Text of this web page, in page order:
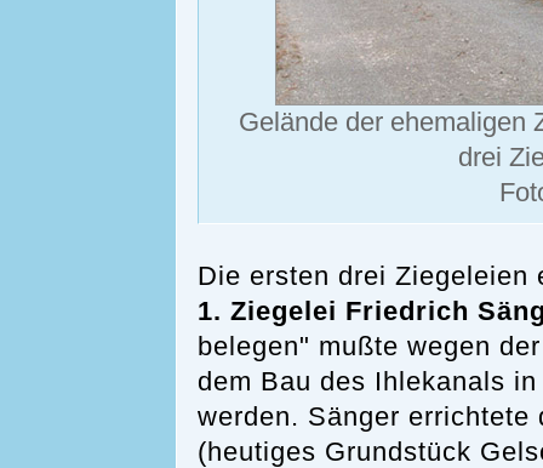
Gelände der ehemaligen
drei
Die ersten drei Ziegeleien
1. Ziegelei Friedrich
belegen" mußte wegen
dem Bau des Ihlekanals
werden. Sänger errichtete
(heutiges Grundstück